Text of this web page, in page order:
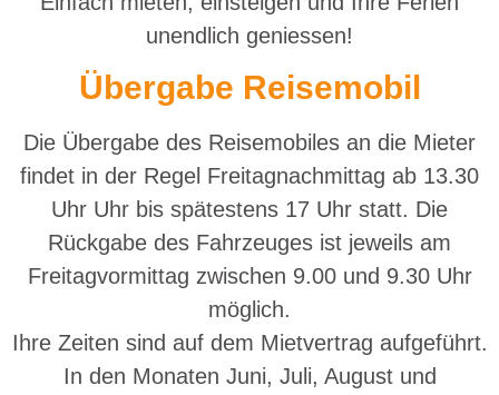
unendlich geniessen!
Übergabe Reisemobil
Die Übergabe des Reisemobiles an die Mieter
findet in der Regel Freitagnachmittag ab 13.30
Uhr Uhr bis spätestens 17 Uhr statt. Die
Rückgabe des Fahrzeuges ist jeweils am
Freitagvormittag zwischen 9.00 und 9.30 Uhr
möglich.
Ihre Zeiten sind auf dem Mietvertrag aufgeführt.
In den Monaten Juni, Juli, August und